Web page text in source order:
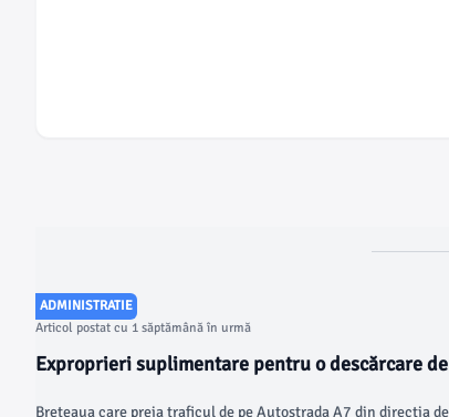
ADMINISTRATIE
Articol postat cu 1 săptămână în urmă
Exproprieri suplimentare pentru o descărcare
Breteaua care preia traficul de pe Autostrada A7 din direcția